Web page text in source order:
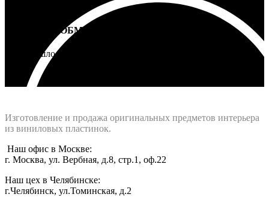
ВОЗВРАТ И ОБМЕН
Не подошло - вернем деньги
Изготовление и продажа оригинальных предметов интерьера
из виниловых пластинок.
Наш офис в Москве:
г. Москва, ул. Вербная, д.8, стр.1, оф.22
Наш цех в Челябинске:
г.Челябинск, ул.Томинская, д.2